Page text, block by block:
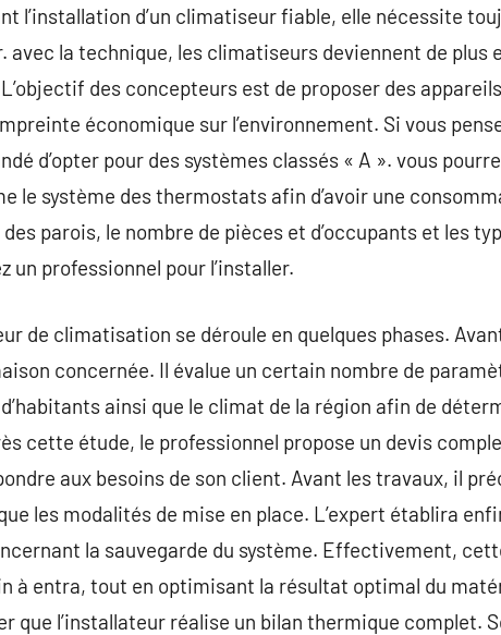
l’installation d’un climatiseur fiable, elle nécessite
avec la technique, les climatiseurs deviennent de plus
des concepteurs est de proposer des
économique sur l’environnement. Si vous
d’opter pour des systèmes classés « A ». vous
le système des thermostats afin d’avoir une
parois, le nombre de pièces et d’occupants et les
un professionnel pour l’installer.
de climatisation se déroule en quelques phases.
concernée. Il évalue un certain nombre de
ainsi que le climat de la région afin de
cette étude, le professionnel propose un devis
aux besoins de son client. Avant les travaux, il
les modalités de mise en place. L’expert établira
la sauvegarde du système. Effectivement,
à entra, tout en optimisant la résultat optimal du
que l’installateur réalise un bilan thermique complet.